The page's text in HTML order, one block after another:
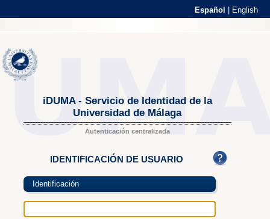
Español English
iDUMA - Servicio de Identidad de la
Universidad de Málaga
Autenticación centralizada
IDENTIFICACIÓN DE USUARIO
Identificación